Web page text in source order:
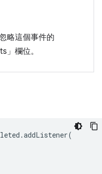
略這個事件的
」欄位。
.addListener(